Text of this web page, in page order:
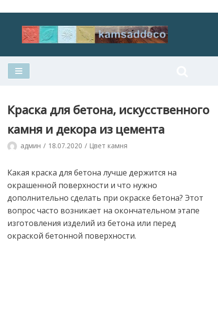
Перейти
Краска для бетона, искусственного
камня и декора из цемента
админ 18.07.2020 Цвет камня
Какая краска для бетона лучше держится на
окрашенной поверхности и что нужно
дополнительно сделать при окраске бетона? Этот
вопрос часто возникает на окончательном этапе
изготовления изделий из бетона или перед
окраской бетонной поверхности.